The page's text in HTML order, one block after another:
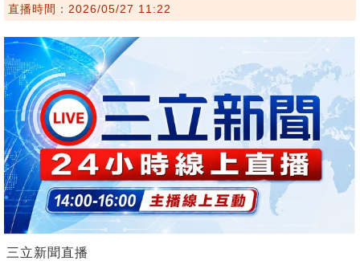
直播時間：2026/05/27 11:22
三立新聞直播